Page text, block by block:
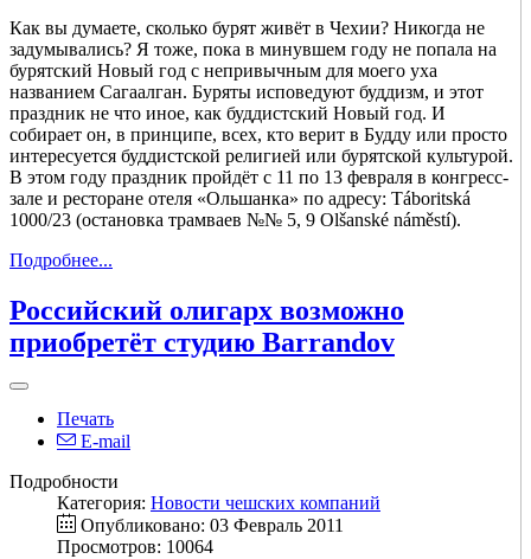
Как вы думаете, сколько бурят живёт в Чехии? Никогда не
задумывались? Я тоже, пока в минувшем году не попала на
бурятский Новый год с непривычным для моего уха
названием Сагаалган. Буряты исповедуют буддизм, и этот
праздник не что иное, как буддистский Новый год. И
собирает он, в принципе, всех, кто верит в Будду или просто
интересуется буддистской религией или бурятской культурой.
В этом году праздник пройдёт с 11 по 13 февраля в конгресс-
зале и ресторане отеля «Ольшанка» по адресу: Táboritská
1000/23 (остановка трамваев №№ 5, 9 Olšanské náměstí).
Подробнее...
Российский олигарх возможно
приобретёт студию Barrandov
Печать
E-mail
Подробности
Категория: Новости чешских компаний
Опубликовано: 03 Февраль 2011
Просмотров: 10064